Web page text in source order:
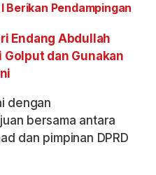
Berikan Pendampingan
Endang Abdullah
Golput dan Gunakan
dengan
bersama antara
dan pimpinan DPRD